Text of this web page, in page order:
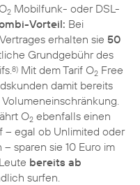
2 Mobilfunk- oder DSL-
Vorteil: Bei
erhalten sie 50
Grundgebühr des
8) Mit dem Tarif O2 Free
damit bereits
O2 ebenfalls einen
– egal ob Unlimited oder
sparen sie 10 Euro im
bereits ab
surfen.